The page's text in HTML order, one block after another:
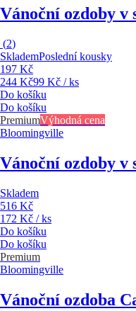
Vánoční ozdoby v
(2)
SklademPoslední kousky
197 Kč
244 Kč99 Kč / ks
Do košíku
Do košíku
PremiumVýhodná cena
Bloomingville
Vánoční ozdoby v
Skladem
516 Kč
172 Kč / ks
Do košíku
Do košíku
Premium
Bloomingville
Vánoční ozdoba